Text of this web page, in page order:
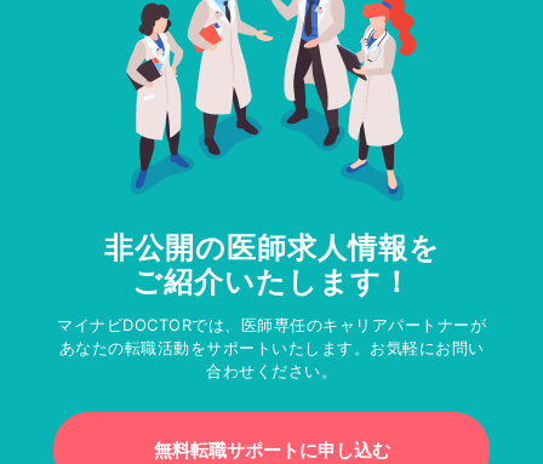
非公開の医師求人情報を
ご紹介いたします！
マイナビDOCTORでは、医師専任のキャリアパートナーが
あなたの転職活動をサポートいたします。お気軽にお問い
合わせください。
無料転職サポートに申し込む